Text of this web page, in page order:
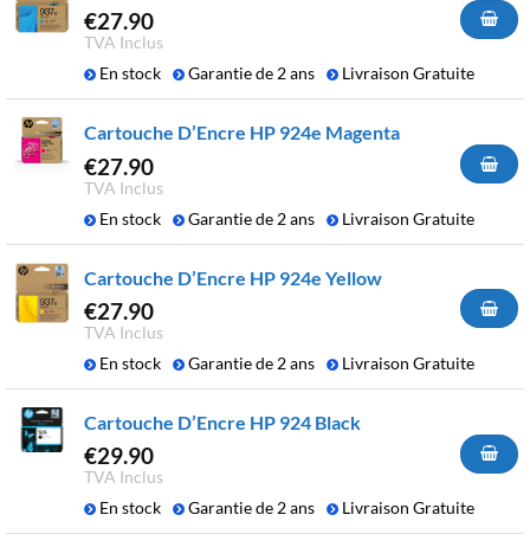
€27.90
TVA Inclus
En stock
Garantie de 2 ans Livraison Gratuite
Cartouche D’Encre HP 924e Magenta
€27.90
TVA Inclus
En stock
Garantie de 2 ans Livraison Gratuite
Cartouche D’Encre HP 924e Yellow
€27.90
TVA Inclus
En stock
Garantie de 2 ans Livraison Gratuite
Cartouche D’Encre HP 924 Black
€29.90
TVA Inclus
En stock
Garantie de 2 ans Livraison Gratuite